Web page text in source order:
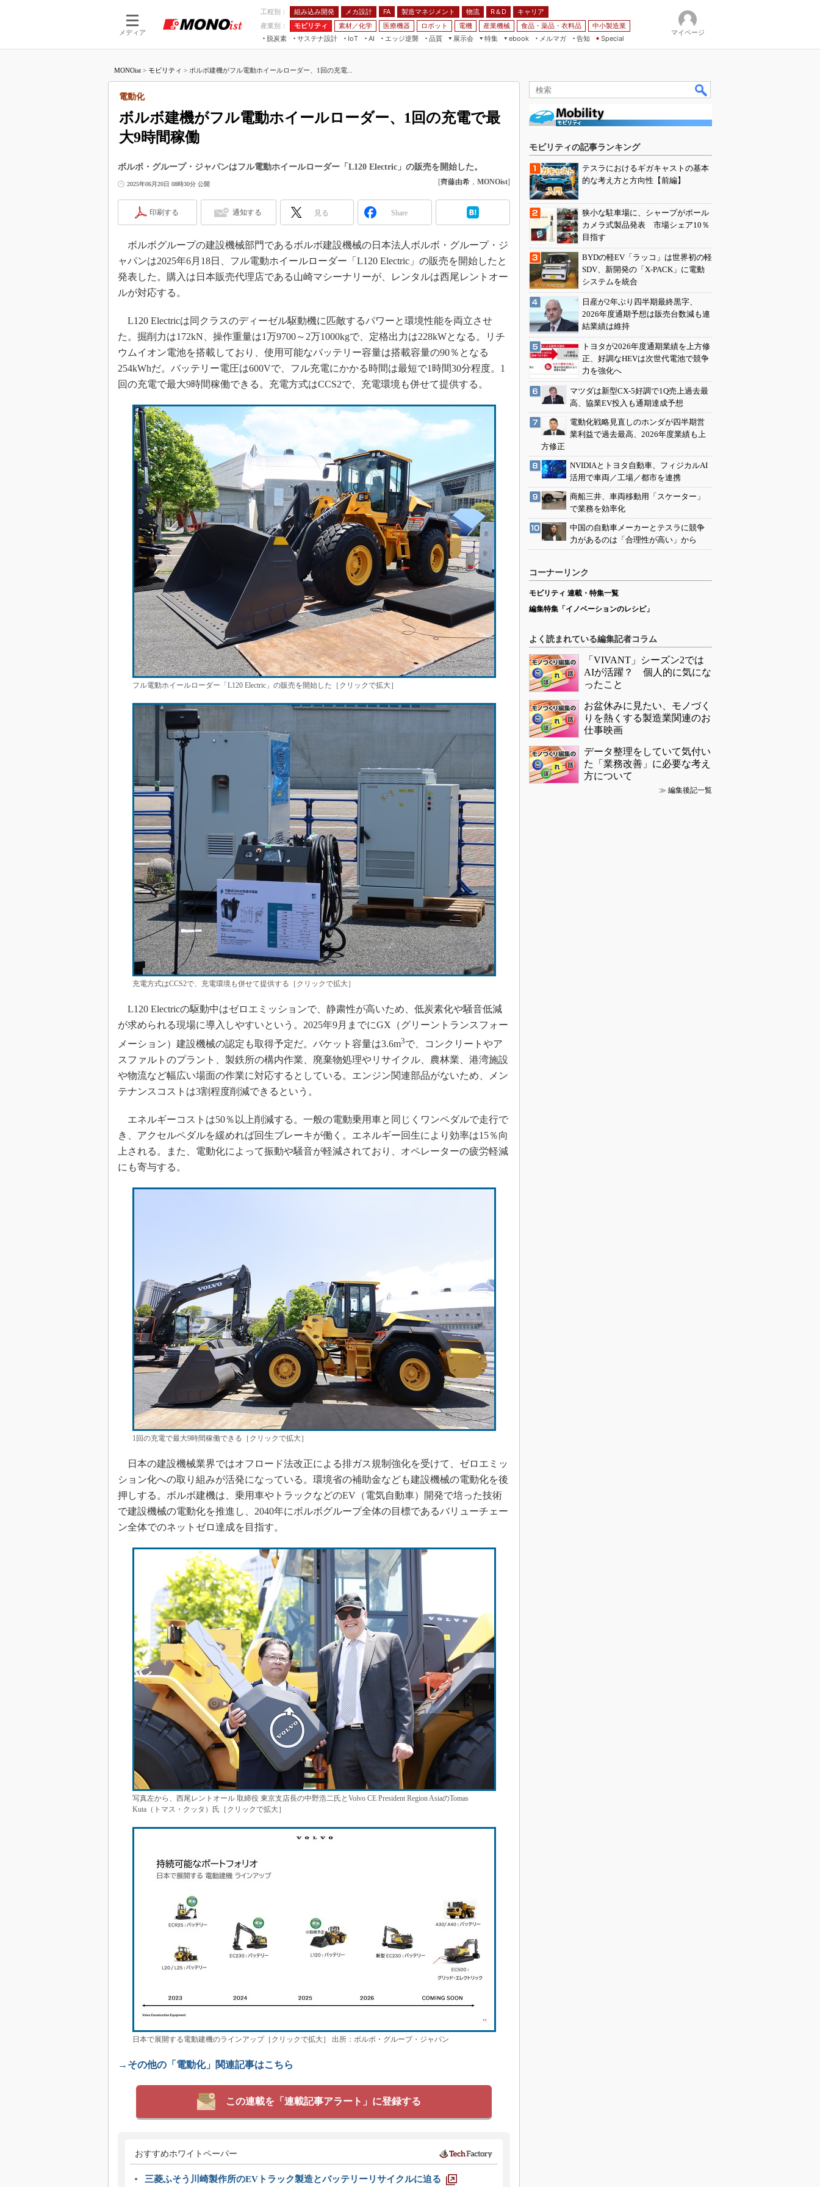
メディア
工程別： 組み込み開発 メカ設計 FA 製造マネジメント 物流 R＆D
キャリア
産業別：
モビリティ 素材／化学 医療機器 ロボット 電機 産業機械 食品・薬品・衣料品
中小製造業
脱炭素
サステナ設計
IoT
つながる工場
AI
AI×設備保全
エッジ逆襲 品質
展示会
JIMTOF
IIFES
スマート工場EXPO
日本ものづくりワールド
AUTOMOTIVE WORLD
特集
VR／AR
フィールドサービス
組み込み画像技術
Windows Embedded
車載ソフト開発
ISO26262
無償設計ツール
3Dプリンタ
S＆OP
インダストリー4.0
イノベーション
製造業ビッグデータ
メイドインジャパン
植物工場
海外生産
グローバル設計・開発
制御セキュリティ
新型コロナへの対応
ebook
メルマガ
告知 Special
マイページ
MONOist > モビリティ > ボルボ建機がフル電動ホイールローダー、1回の充電...
ボルボ建機がフル電動ホイールローダー、1回の充電で最
大9時間稼働
電動化
ボルボ・グループ・ジャパンはフル電動ホイールローダー「L120 Electric」の販売を開始した。
2025年06月20日 08時30分 公開 [齊藤由希 ， MONOist]
印刷する 通知する 見る Share
ボルボグループの建設機械部門であるボルボ建設機械の日本法人ボルボ・グループ・ジ
ャパンは2025年6月18日、フル電動ホイールローダー「L120 Electric」の販売を開始したと
発表した。購入は日本販売代理店である山崎マシーナリーが、レンタルは西尾レントオー
ルが対応する。
L120 Electricは同クラスのディーゼル駆動機に匹敵するパワーと環境性能を両立させ
た。掘削力は172kN、操作重量は1万9700～2万1000kgで、定格出力は228kWとなる。リチ
ウムイオン電池を搭載しており、使用可能なバッテリー容量は搭載容量の90％となる
254kWhだ。バッテリー電圧は600Vで、フル充電にかかる時間は最短で1時間30分程度。1
回の充電で最大9時間稼働できる。充電方式はCCS2で、充電環境も併せて提供する。
フル電動ホイールローダー「L120 Electric」の販売を開始した［クリックで拡大］
充電方式はCCS2で、充電環境も併せて提供する［クリックで拡大］
L120 Electricの駆動中はゼロエミッションで、静粛性が高いため、低炭素化や騒音低減
が求められる現場に導入しやすいという。2025年9月までにGX（グリーントランスフォー
メーション）建設機械の認定も取得予定だ。バケット容量は3.6m3で、コンクリートやア
スファルトのプラント、製鉄所の構内作業、廃棄物処理やリサイクル、農林業、港湾施設
や物流など幅広い場面の作業に対応するとしている。エンジン関連部品がないため、メン
テナンスコストは3割程度削減できるという。
エネルギーコストは50％以上削減する。一般の電動乗用車と同じくワンペダルで走行で
き、アクセルペダルを緩めれば回生ブレーキが働く。エネルギー回生により効率は15％向
上される。また、電動化によって振動や騒音が軽減されており、オペレーターの疲労軽減
にも寄与する。
1回の充電で最大9時間稼働できる［クリックで拡大］
日本の建設機械業界ではオフロード法改正による排ガス規制強化を受けて、ゼロエミッ
ション化への取り組みが活発になっている。環境省の補助金なども建設機械の電動化を後
押しする。ボルボ建機は、乗用車やトラックなどのEV（電気自動車）開発で培った技術
で建設機械の電動化を推進し、2040年にボルボグループ全体の目標であるバリューチェー
ン全体でのネットゼロ達成を目指す。
写真左から、西尾レントオール 取締役 東京支店長の中野浩二氏とVolvo CE President Region AsiaのTomas
Kuta（トマス・クッタ）氏［クリックで拡大］
日本で展開する電動建機のラインアップ［クリックで拡大］ 出所：ボルボ・グループ・ジャパン
→その他の「電動化」関連記事はこちら
この連載を「連載記事アラート」に登録する
おすすめホワイトペーパー
三菱ふそう川崎製作所のEVトラック製造とバッテリーリサイクルに迫る
モビリティの記事ランキング
テスラにおけるギガキャストの基本
的な考え方と方向性【前編】
狭小な駐車場に、シャープがポール
カメラ式製品発表 市場シェア10％
目指す
BYDの軽EV「ラッコ」は世界初の軽
SDV、新開発の「X-PACK」に電動
システムを統合
日産が2年ぶり四半期最終黒字、
2026年度通期予想は販売台数減も連
結業績は維持
トヨタが2026年度通期業績を上方修
正、好調なHEVは次世代電池で競争
力を強化へ
マツダは新型CX-5好調で1Q売上過去最
高、協業EV投入も通期達成予想
電動化戦略見直しのホンダが四半期営
業利益で過去最高、2026年度業績も上
方修正
NVIDIAとトヨタ自動車、フィジカルAI
活用で車両／工場／都市を連携
商船三井、車両移動用「スケーター」
で業務を効率化
中国の自動車メーカーとテスラに競争
力があるのは「合理性が高い」から
コーナーリンク
モビリティ 連載・特集一覧
編集特集「イノベーションのレシピ」
よく読まれている編集記者コラム
「VIVANT」シーズン2では
AIが活躍？ 個人的に気にな
ったこと
お盆休みに見たい、モノづく
りを熱くする製造業関連のお
仕事映画
データ整理をしていて気付い
た「業務改善」に必要な考え
方について
≫ 編集後記一覧